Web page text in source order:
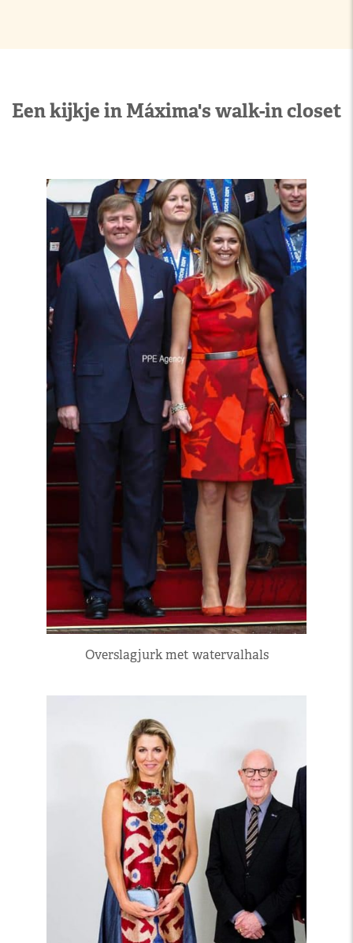
Een kijkje in Máxima's walk-in closet
Overslagjurk met watervalhals